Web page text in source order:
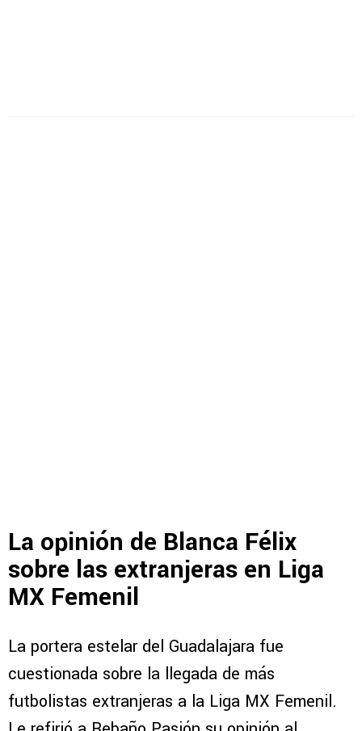
La opinión de Blanca Félix
sobre las extranjeras en Liga
MX Femenil
La portera estelar del Guadalajara fue
cuestionada sobre la llegada de más
futbolistas extranjeras a la Liga MX Femenil.